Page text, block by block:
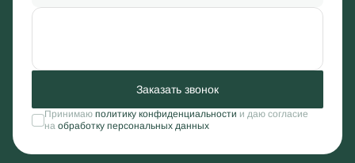
Заказать звонок
Принимаю политику конфиденциальности и даю согласие
на обработку персональных данных